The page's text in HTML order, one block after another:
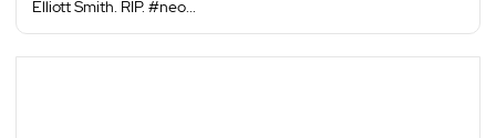
Elliott Smith. RIP. #neo...